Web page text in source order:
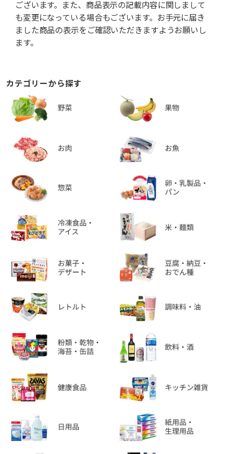
ございます。また、商品表示の記載内容に関しまして
も変更になっている場合もございます。お手元に届き
ました商品の表示をご確認いただきますようお願いし
ます。
カテゴリーから探す